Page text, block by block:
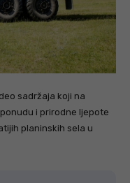
sadržaja koji na
i prirodne ljepote
planinskih sela u